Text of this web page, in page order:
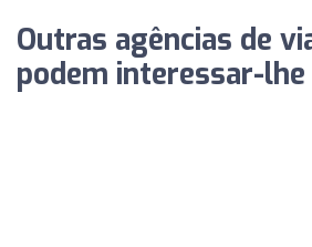
Outras agências de
podem interessar-lhe